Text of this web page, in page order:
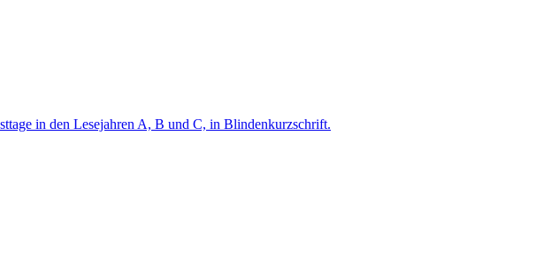
in den Lesejahren A, B und C, in Blindenkurzschrift.